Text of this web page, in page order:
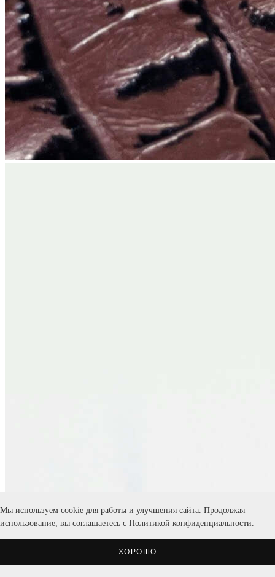
Мы используем cookie для работы и улучшения сайта. Продолжая
использование, вы соглашаетесь с Политикой конфиденциальности.
ХОРОШО